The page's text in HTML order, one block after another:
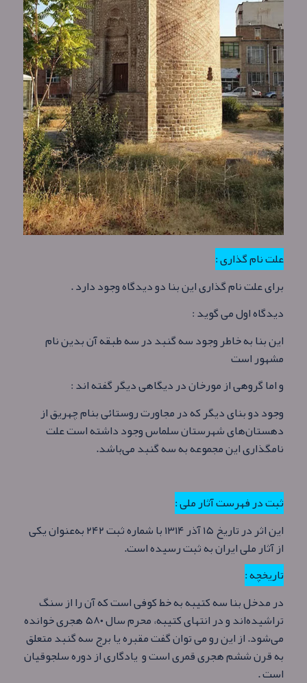
علت نام گذاری :
برای علت نام گذاری این بنا دو دیدگاه وجود دارد .
دیدگاه اول می گوید :
این بنا به خاطر وجود سه گنبد در سه طبقه آن بدین نام
مشهور است
و اما گروهی از مورخان در دیگاهی دیگر گفته اند :
وجود دو بنای دیگر که در مجاورت روستائی بنام چهریق از
دهستان‌های شهرستان سلماس وجود داشته‌ است علت
نامگذاری این مجموعه به سه گنبد می‌باشد.
ثبت در فهرست آثار ملی :
این اثر در تاریخ ۱۵ آذر ۱۳۱۴ با شماره ثبت ۲۴۲ به‌عنوان یکی
از آثار ملی ایران به ثبت رسیده‌ است.
تاریخچه :
در مدخل بنا سه کتیبه به خط کوفی است که آن را از سنگ
تراشیده‌اند و در انتهای کتیبه، محرم سال ۵۸۰ هجری خوانده
می‌شود. از این رو می توان گفت مقبره یا برج سه گنبد متعلق
به قرن ششم هجری قمری است و یادگاری از دوره سلجوقیان
است .